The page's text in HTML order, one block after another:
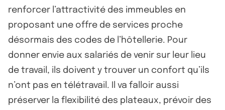
renforcer l’attractivité des immeubles en
proposant une offre de services proche
désormais des codes de l’hôtellerie. Pour
donner envie aux salariés de venir sur leur lieu
de travail, ils doivent y trouver un confort qu’ils
n’ont pas en télétravail. Il va falloir aussi
préserver la flexibilité des plateaux, prévoir des